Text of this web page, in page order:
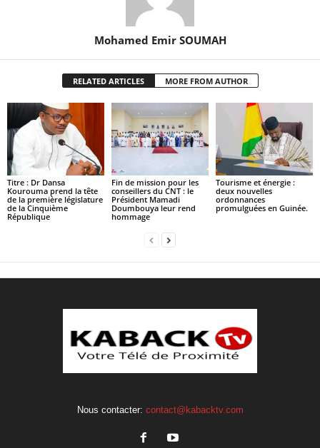
Mohamed Emir SOUMAH
RELATED ARTICLES MORE FROM AUTHOR
Titre : Dr Dansa
Kourouma prend la tête
de la première législature
de la Cinquième
République
Fin de mission pour les
conseillers du CNT : le
Président Mamadi
Doumbouya leur rend
hommage
Tourisme et énergie :
deux nouvelles
ordonnances
promulguées en Guinée.
Nous contacter: contact@kabacktv.com